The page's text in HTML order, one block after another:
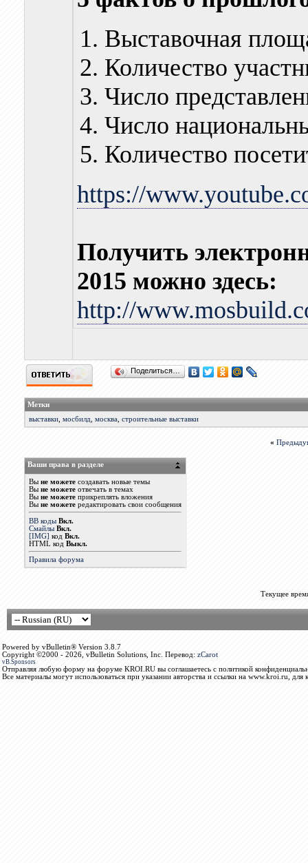
Выставочная
Количество
Число
Число
Количество
https://
Получить
2015 можно здесь:
http://
Поделиться…
Метки
выставки, мосбилд москва, строительные выставки
«
Ваши права в разделе
Вы не можетесоздавать новые темы
Вы не можетеотвечать в темах
Вы не можетеприкреплять вложения
Вы не можетередактировать свои сообщения
BB коды Вкл.
Смайлы Вкл.
[IMG] код Вкл.
HTML код Выкл.
Правила форума
Текущее
Powered by vBulletin® Version 3.8.7
Copyright ©2000 - 2026, vBulletin Solutions, Inc. Перевод: zCarot
vB.Sponsors
Отправляя любую форму на форуме KROI.RU вы соглашаетесь с политикой
Все материалы могут использоваться при указании авторства и ссылки на www.kroi.ru, для